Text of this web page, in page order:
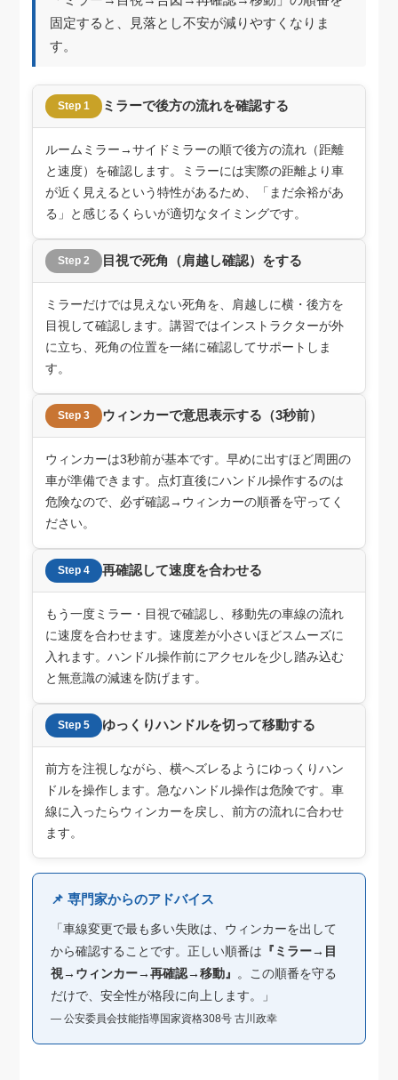
固定すると、見落とし不安が減りやすくなりま
す。
Step 1 ミラーで後方の流れを確認する
ルームミラー→サイドミラーの順で後方の流れ（距離
と速度）を確認します。ミラーには実際の距離より車
が近く見えるという特性があるため、「まだ余裕があ
る」と感じるくらいが適切なタイミングです。
Step 2 目視で死角（肩越し確認）をする
ミラーだけでは見えない死角を、肩越しに横・後方を
目視して確認します。講習ではインストラクターが外
に立ち、死角の位置を一緒に確認してサポートしま
す。
Step 3 ウィンカーで意思表示する（3秒前）
ウィンカーは3秒前が基本です。早めに出すほど周囲の
車が準備できます。点灯直後にハンドル操作するのは
危険なので、必ず確認→ウィンカーの順番を守ってく
ださい。
Step 4 再確認して速度を合わせる
もう一度ミラー・目視で確認し、移動先の車線の流れ
に速度を合わせます。速度差が小さいほどスムーズに
入れます。ハンドル操作前にアクセルを少し踏み込む
と無意識の減速を防げます。
Step 5 ゆっくりハンドルを切って移動する
前方を注視しながら、横へズレるようにゆっくりハン
ドルを操作します。急なハンドル操作は危険です。車
線に入ったらウィンカーを戻し、前方の流れに合わせ
ます。
📌 専門家からのアドバイス
「車線変更で最も多い失敗は、ウィンカーを出して
から確認することです。正しい順番は 『ミラー→目
視→ウィンカー→再確認→移動』 。この順番を守る
だけで、安全性が格段に向上します。」
― 公安委員会技能指導国家資格308号 古川政幸